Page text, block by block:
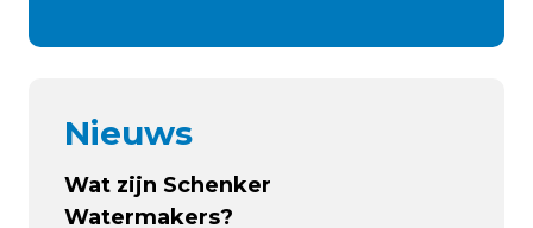
Nieuws
Wat zijn Schenker
Watermakers?